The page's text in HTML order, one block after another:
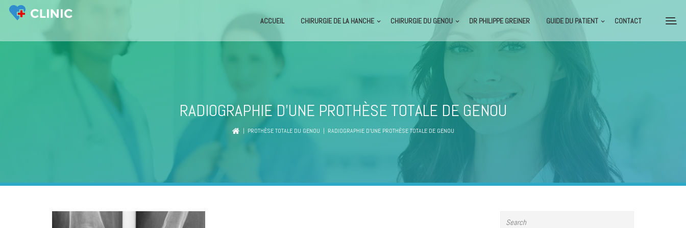
ACCUEIL CHIRURGIE DE LA HANCHE CHIRURGIE DU GENOU DR PHILIPPE GREINER GUIDE DU PATIENT CONTACT
RADIOGRAPHIE D’UNE PROTHÈSE TOTALE DE GENOU
| PROTHÈSE TOTALE DU GENOU | RADIOGRAPHIE D’UNE PROTHÈSE TOTALE DE GENOU